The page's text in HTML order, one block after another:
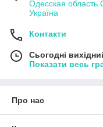
Одесская
Україна
Контакти
Сьогодні
Показати весь
Про нас